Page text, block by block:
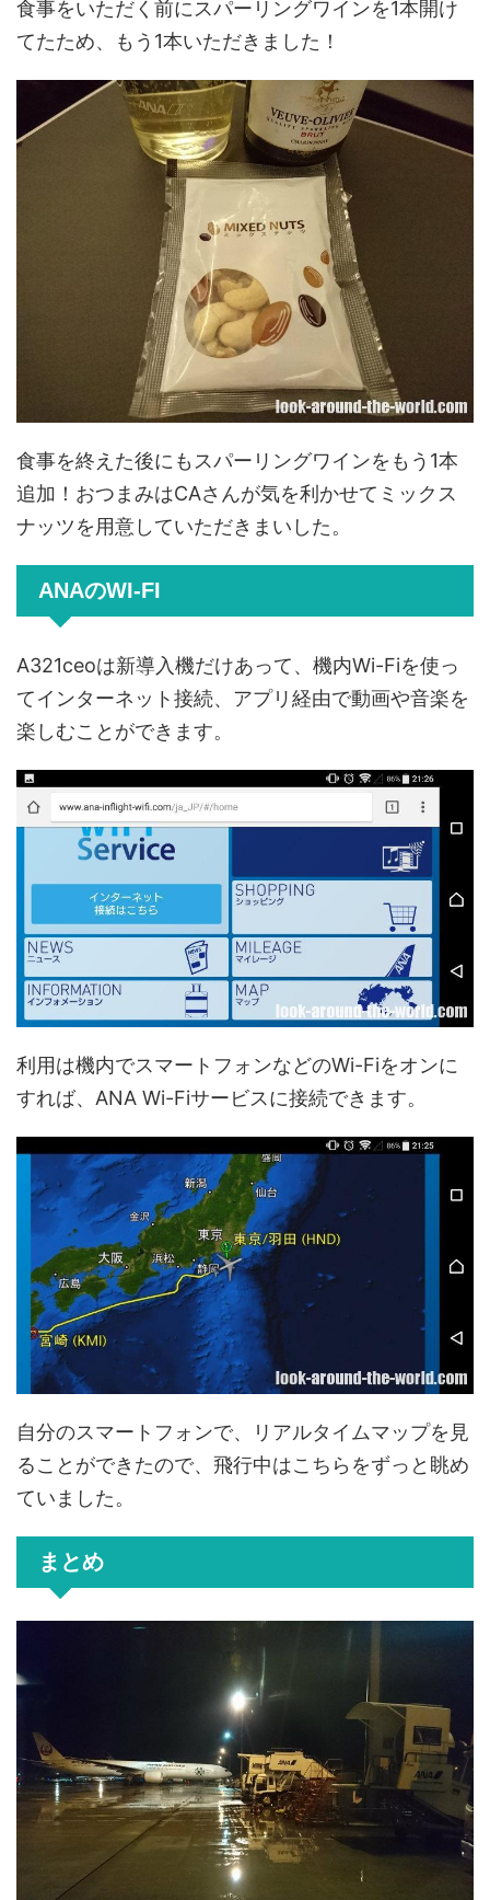
食事をいただく前にスパーリングワインを1本開け
てたため、もう1本いただきました！
食事を終えた後にもスパーリングワインをもう1本
追加！おつまみはCAさんが気を利かせてミックス
ナッツを用意していただきまいした。
ANAのWI-FI
A321ceoは新導入機だけあって、機内Wi-Fiを使っ
てインターネット接続、アプリ経由で動画や音楽を
楽しむことができます。
利用は機内でスマートフォンなどのWi-Fiをオンに
すれば、ANA Wi-Fiサービスに接続できます。
自分のスマートフォンで、リアルタイムマップを見
ることができたので、飛行中はこちらをずっと眺め
ていました。
まとめ